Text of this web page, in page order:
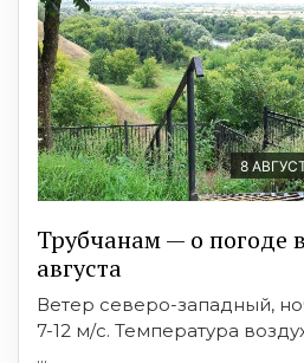
8
Трубчанам — о погоде
августа
Ветер северо-западный,
7-12 м/с. Температура
...